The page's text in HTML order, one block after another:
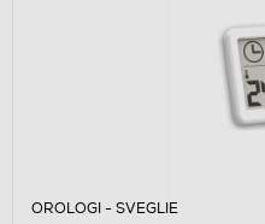
OROLOGI - SVEGLIE